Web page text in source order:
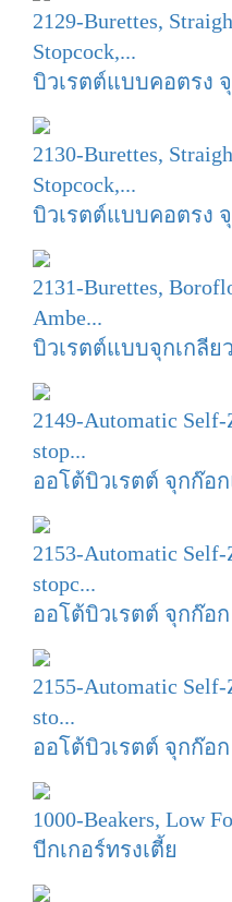
2129-Burettes,
Stopcock,...
บิวเรตต์แบบคอตรง จุ
2130-Burettes,
Stopcock,...
บิวเรตต์แบบคอตรง จุ
2131-Burettes,
Ambe...
บิวเรตต์แบบจุกเกลีย
2149-Automatic Self-
stop...
ออโต้บิวเรตต์ จุกก๊อก
2153-Automatic
stopc...
ออโต้บิวเรตต์ จุกก๊อก
2155-Automatic
sto...
ออโต้บิวเรตต์ จุกก๊อ
1000-Beakers, Low
บีกเกอร์ทรงเตี้ย